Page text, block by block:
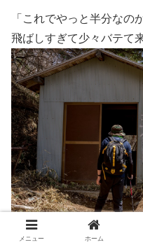
「これでやっと半分なの
飛ばしすぎて少々バテて
メニュー ホーム